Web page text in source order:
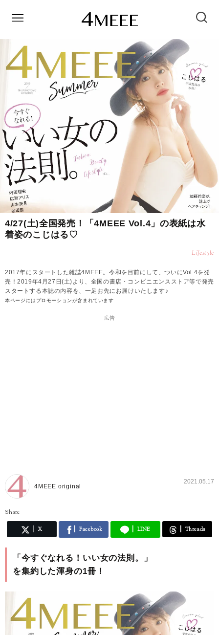
4/27(土)全国発売！「4MEEE Vol.4」の表紙は水
着姿のこじはる♡
Lifestyle
2017年にスタートした雑誌4MEEE。令和を目前にして、ついにVol.4を発
売！2019年4月27日(土)より、全国の書店・コンビニエンスストア等で発売
スタートする本誌の内容を、一足お先にお届けいたします♪
本ページにはプロモーションが含まれています
― 広告 ―
4MEEE original
2021.05.17
Share
X Facebook LINE Threads
「今すぐなれる！いい女の法則。」
を集約した渾身の1冊！